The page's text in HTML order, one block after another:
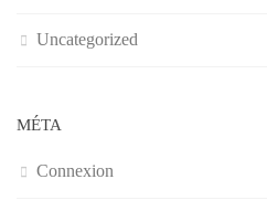
Uncategorized
MÉTA
Connexion